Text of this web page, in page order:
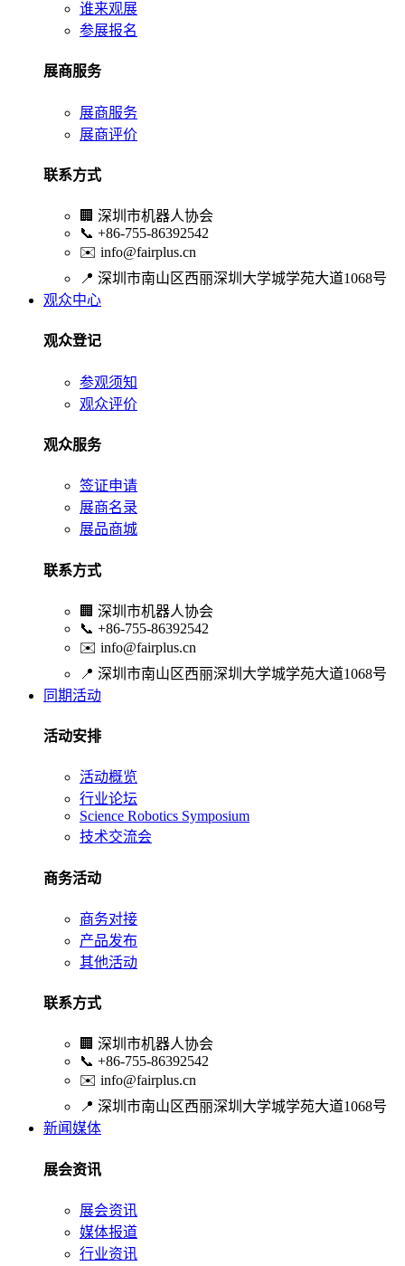
谁来观展
参展报名
展商服务
展商服务
展商评价
联系方式
🏢 深圳市机器人协会
📞 +86-755-86392542
✉️ info@fairplus.cn
📍 深圳市南山区西丽深圳大学城学苑大道1068号
观众中心
观众登记
参观须知
观众评价
观众服务
签证申请
展商名录
展品商城
联系方式
🏢 深圳市机器人协会
📞 +86-755-86392542
✉️ info@fairplus.cn
📍 深圳市南山区西丽深圳大学城学苑大道1068号
同期活动
活动安排
活动概览
行业论坛
Science Robotics Symposium
技术交流会
商务活动
商务对接
产品发布
其他活动
联系方式
🏢 深圳市机器人协会
📞 +86-755-86392542
✉️ info@fairplus.cn
📍 深圳市南山区西丽深圳大学城学苑大道1068号
新闻媒体
展会资讯
展会资讯
媒体报道
行业资讯